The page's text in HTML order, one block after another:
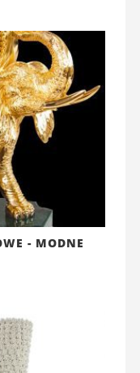
- MODNE